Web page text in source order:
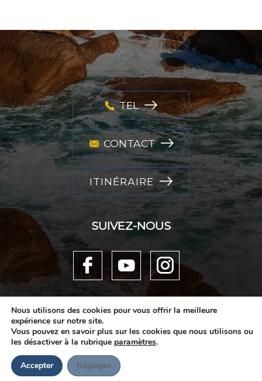
RESERVEZ
TEL
CONTACT
ITINÉRAIRE
SUIVEZ-NOUS
POLITIQUE DE CONFIDENTIALITÉ
Nous utilisons des cookies pour vous offrir la meilleure
expérience sur notre site.
Vous pouvez en savoir plus sur les cookies que nous utilisons ou
les désactiver à la rubrique paramètres.
Accepter Réglages